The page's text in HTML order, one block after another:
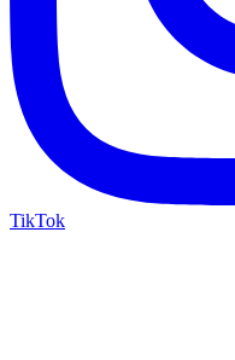
TikTok